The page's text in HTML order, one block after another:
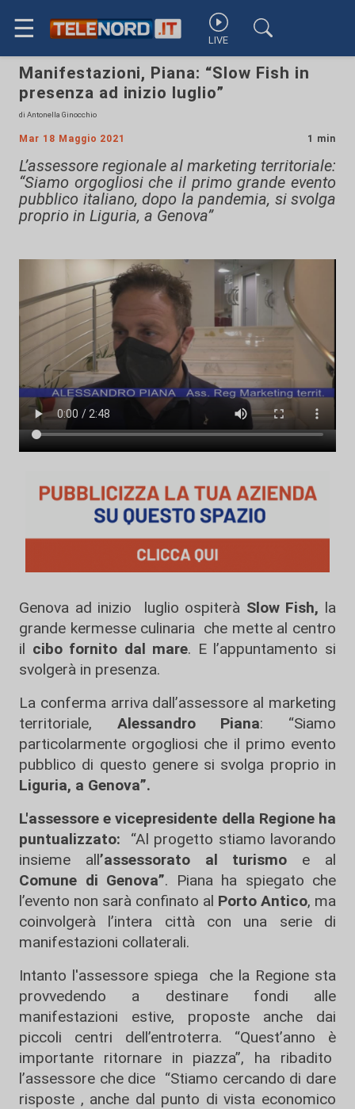
☰ LIVE
Manifestazioni, Piana: “Slow Fish in
presenza ad inizio luglio”
di Antonella Ginocchio
Mar 18 Maggio 2021 1 min
L’assessore regionale al marketing territoriale:
“Siamo orgogliosi che il primo grande evento
pubblico italiano, dopo la pandemia, si svolga
proprio in Liguria, a Genova”
Genova ad inizio luglio ospiterà Slow Fish, la
grande kermesse culinaria che mette al centro
il cibo fornito dal mare. E l’appuntamento si
svolgerà in presenza.
La conferma arriva dall’assessore al marketing
territoriale, Alessandro Piana: “Siamo
particolarmente orgogliosi che il primo evento
pubblico di questo genere si svolga proprio in
Liguria, a Genova”.
L'assessore e vicepresidente della Regione ha
puntualizzato:
“Al progetto stiamo lavorando
insieme all’assessorato al turismo e al
Comune di Genova”. Piana ha spiegato che
l’evento non sarà confinato al Porto Antico, ma
coinvolgerà l’intera città con una serie di
manifestazioni collaterali.
Intanto l'assessore spiega che la Regione sta
provvedendo a destinare fondi alle
manifestazioni estive, proposte anche dai
piccoli centri dell’entroterra. “Quest’anno è
importante ritornare in piazza”, ha ribadito
l’assessore che dice “Stiamo cercando di dare
risposte , anche dal punto di vista economico